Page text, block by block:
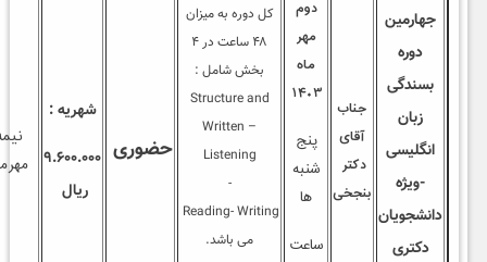
جهارمین
بسندگی
انگلیسی
-ویژه
دانشجویان
دکتری
جناب
آقای
دکتر
بنجخی
۱۴۰۳
پنج
شنبه
ها
ساعت
کل دوره به میزان
۴۸ ساعت در ۴
بخش شامل :
Structure and
Written –
Listening
Reading- Writing
می باشد.
حضوری
شهریه :
۹.۶۰۰.۰۰۰
ریال
نیمه
مهرماه